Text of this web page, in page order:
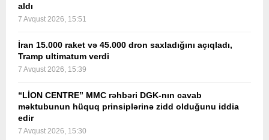
aldı
7 Avqust 2026, 15:51
İran 15.000 raket və 45.000 dron saxladığını açıqladı,
Tramp ultimatum verdi
7 Avqust 2026, 15:39
“LİON CENTRE” MMC rəhbəri DGK-nın cavab
məktubunun hüquq prinsiplərinə zidd olduğunu iddia
edir
7 Avqust 2026, 15:30